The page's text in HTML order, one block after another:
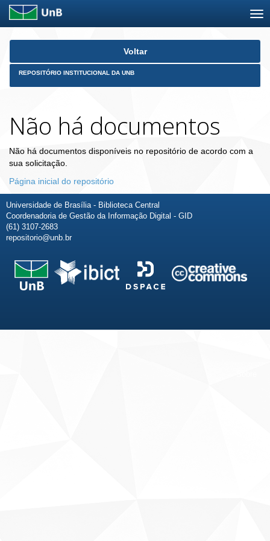
Skip
Voltar
REPOSITÓRIO INSTITUCIONAL DA UNB
Não há documentos
Não há documentos disponíveis no repositório de acordo com a
sua solicitação.
Página inicial do repositório
Universidade de Brasília - Biblioteca Central
Coordenadoria de Gestão da Informação Digital - GID
(61) 3107-2683
repositorio@unb.br